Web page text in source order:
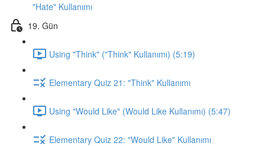
"Hate" Kullanımı
19. Gün
Using "Think" ("Think" Kullanımı) (5:19)
Elementary Quiz 21: "Think" Kullanımı
Using "Would Like" (Would Like Kullanımı) (5:47)
Elementary Quiz 22: "Would Like" Kullanımı